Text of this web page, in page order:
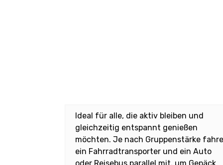
Ideal für alle, die aktiv bleiben und
gleichzeitig entspannt genießen
möchten. Je nach Gruppenstärke
ein Fahrradtransporter und ein Auto
oder Reisebus parallel mit, um Gepäck